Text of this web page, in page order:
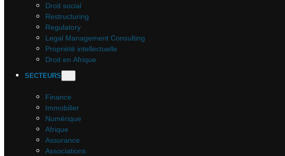
Droit social
Restructuring
Regulatory
Legal Management Consulting
Propriété intellectuelle
Droit en Afrique
SECTEURS
Finance
Immobilier
Numérique
Afrique
Assurance
Associations